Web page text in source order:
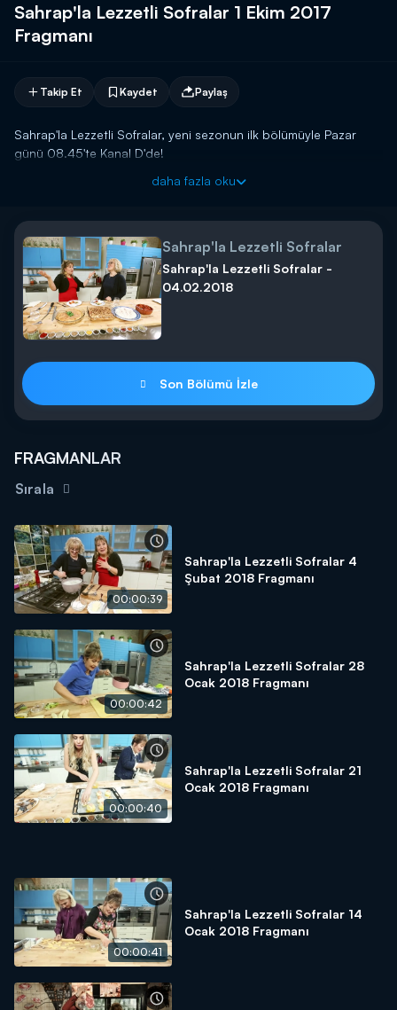
Sahrap'la Lezzetli Sofralar 1 Ekim 2017
Fragmanı
Takip Et Kaydet Paylaş
Sahrap'la Lezzetli Sofralar, yeni sezonun ilk bölümüyle Pazar
günü 08.45'te Kanal D'de!
daha fazla oku
Sahrap'la Lezzetli Sofralar
Sahrap'la Lezzetli Sofralar -
04.02.2018
Son Bölümü İzle
FRAGMANLAR
Sırala
00:00:39
Sahrap'la Lezzetli Sofralar 4
Şubat 2018 Fragmanı
00:00:42
Sahrap'la Lezzetli Sofralar 28
Ocak 2018 Fragmanı
00:00:40
Sahrap'la Lezzetli Sofralar 21
Ocak 2018 Fragmanı
00:00:41
Sahrap'la Lezzetli Sofralar 14
Ocak 2018 Fragmanı